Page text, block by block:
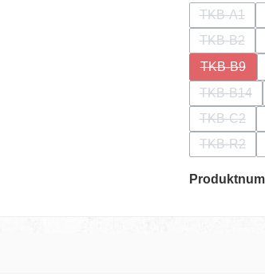
TKB-A1
(Diese
TKB-B2
(Diese
TKB-B9
(Diese
TKB-B14
(Diese
TKB-C2
(Diese
TKB-R2
(Diese